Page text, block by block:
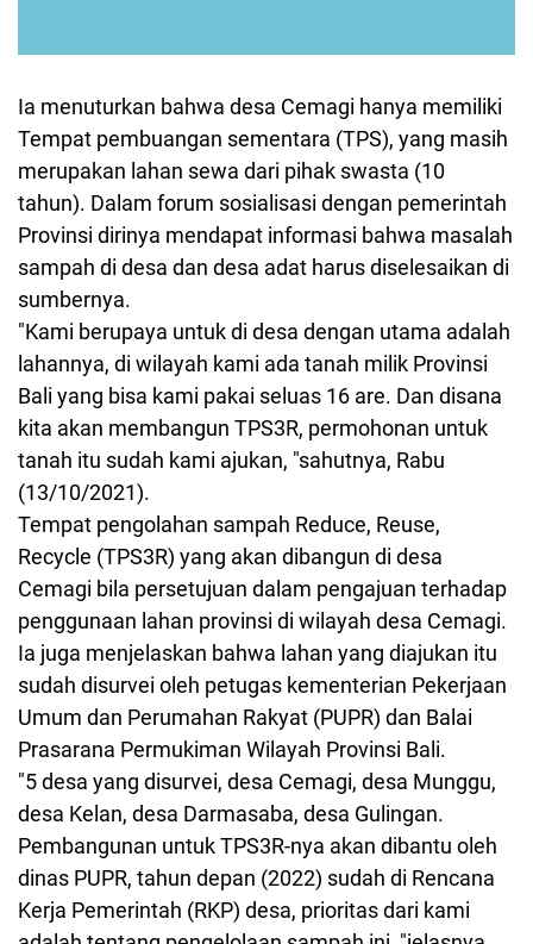
Ia menuturkan bahwa desa Cemagi hanya memiliki
Tempat pembuangan sementara (TPS), yang masih
merupakan lahan sewa dari pihak swasta (10
tahun). Dalam forum sosialisasi dengan pemerintah
Provinsi dirinya mendapat informasi bahwa masalah
sampah di desa dan desa adat harus diselesaikan di
sumbernya.
"Kami berupaya untuk di desa dengan utama adalah
lahannya, di wilayah kami ada tanah milik Provinsi
Bali yang bisa kami pakai seluas 16 are. Dan disana
kita akan membangun TPS3R, permohonan untuk
tanah itu sudah kami ajukan, "sahutnya, Rabu
(13/10/2021).
Tempat pengolahan sampah Reduce, Reuse,
Recycle (TPS3R) yang akan dibangun di desa
Cemagi bila persetujuan dalam pengajuan terhadap
penggunaan lahan provinsi di wilayah desa Cemagi.
Ia juga menjelaskan bahwa lahan yang diajukan itu
sudah disurvei oleh petugas kementerian Pekerjaan
Umum dan Perumahan Rakyat (PUPR) dan Balai
Prasarana Permukiman Wilayah Provinsi Bali.
"5 desa yang disurvei, desa Cemagi, desa Munggu,
desa Kelan, desa Darmasaba, desa Gulingan.
Pembangunan untuk TPS3R-nya akan dibantu oleh
dinas PUPR, tahun depan (2022) sudah di Rencana
Kerja Pemerintah (RKP) desa, prioritas dari kami